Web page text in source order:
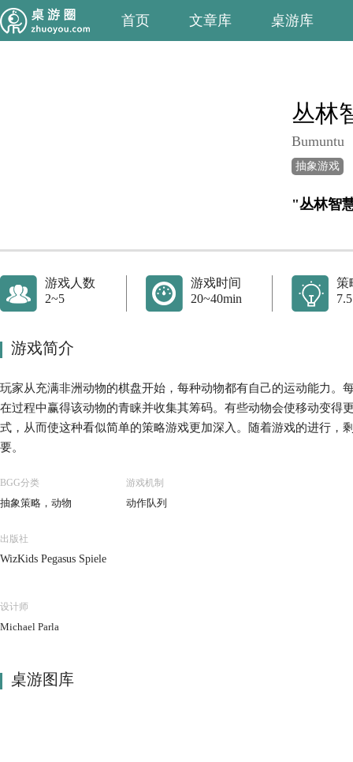
首页 文章库 桌游库
丛林
Bumuntu
抽象游戏
"丛林智
游戏人数
2~5
游戏时间
20~40min
策
7.5
游戏简介
玩家从充满非洲动物的棋盘开始，每种动物都有自己的运动能力。
在过程中赢得该动物的青睐并收集其筹码。有些动物会使移动变得
式，从而使这种看似简单的策略游戏更加深入。随着游戏的进行，
要。
BGG分类
抽象策略，动物
游戏机制
动作队列
出版社
WizKids Pegasus Spiele
设计师
Michael Parla
桌游图库